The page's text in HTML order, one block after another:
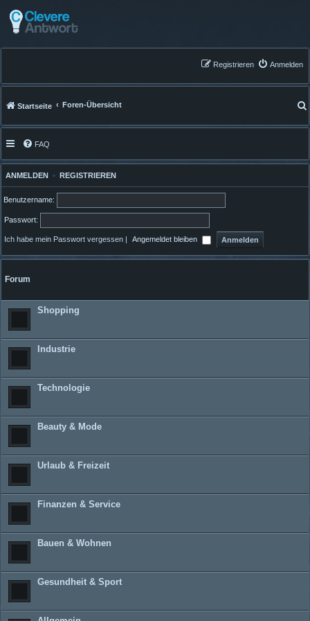
Anmelden
Registrieren
Startseite Foren-Übersicht
FAQ
ANMELDEN • REGISTRIEREN
Benutzername:
Passwort:
Ich habe mein Passwort vergessen | Angemeldet bleiben
Forum
Shopping
Industrie
Technologie
Beauty & Mode
Urlaub & Freizeit
Finanzen & Service
Bauen & Wohnen
Gesundheit & Sport